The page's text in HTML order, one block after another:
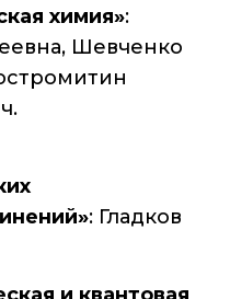
химия»:
Шевченко
: Гладков